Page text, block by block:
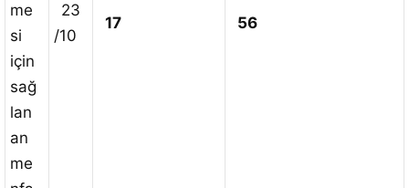
me
si
için
sağ
lan
an
me
23
/10
17 56